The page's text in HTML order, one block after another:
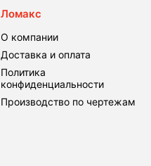
Ломакс
О компании
Доставка и оплата
Политика
конфиденциальности
Производство по чертежам